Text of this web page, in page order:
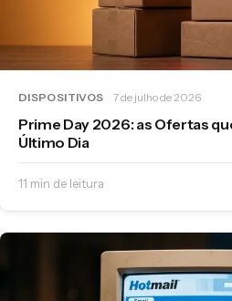
DISPOSITIVOS 7 de julho de 2026
Prime Day 2026: as Ofertas
Último Dia
11 min de leitura